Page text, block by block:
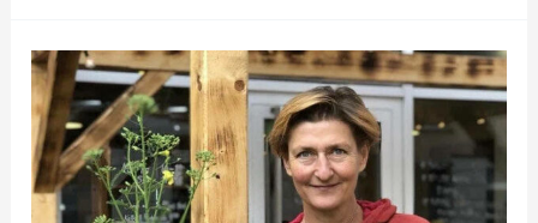
Angriff
letzten
Sonntag